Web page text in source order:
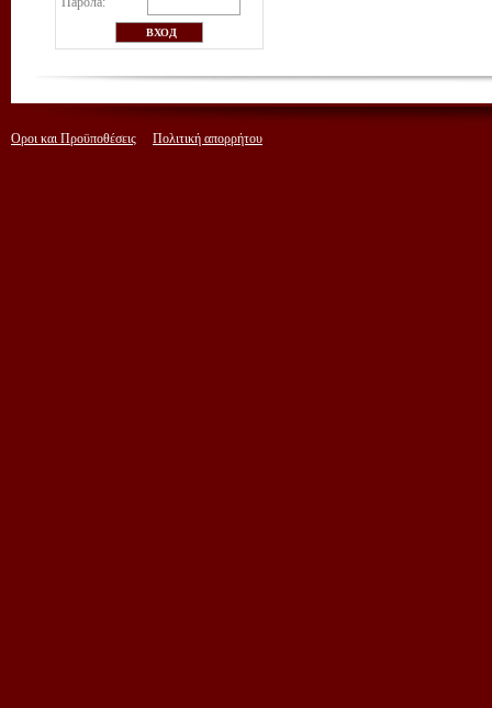
Οροι και Προϋποθέσεις Πολιτική απορρήτου